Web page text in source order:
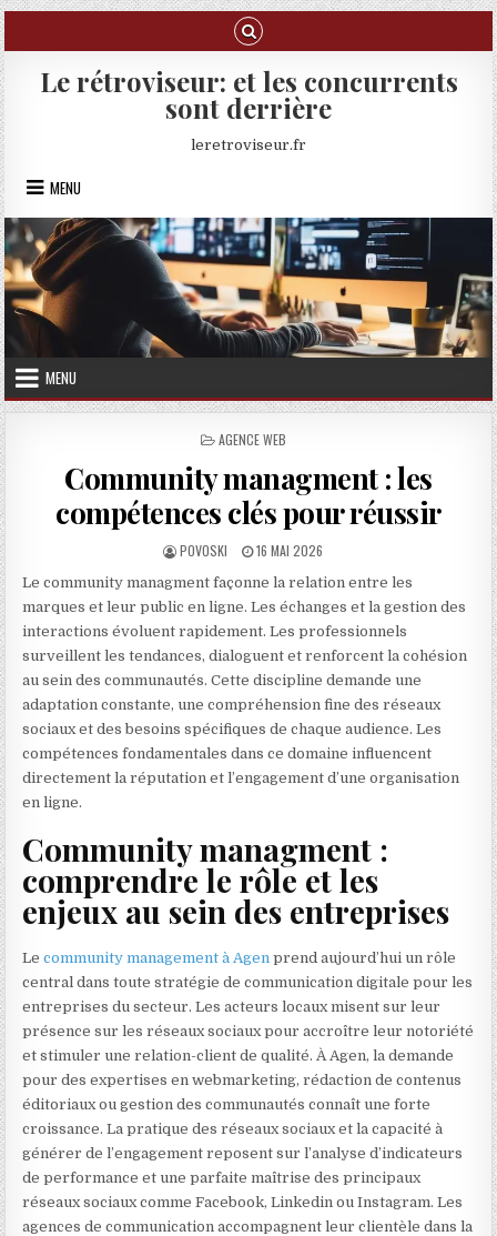
Skip to content
Le rétroviseur: et les concurrents
sont derrière
leretroviseur.fr
MENU
MENU
POSTED IN
AGENCE WEB
Community managment : les
compétences clés pour réussir
AUTHOR:
POVOSKI PUBLISHED DATE:
16 MAI 2026
Le community managment façonne la relation entre les
marques et leur public en ligne. Les échanges et la gestion des
interactions évoluent rapidement. Les professionnels
surveillent les tendances, dialoguent et renforcent la cohésion
au sein des communautés. Cette discipline demande une
adaptation constante, une compréhension fine des réseaux
sociaux et des besoins spécifiques de chaque audience. Les
compétences fondamentales dans ce domaine influencent
directement la réputation et l’engagement d’une organisation
en ligne.
Community managment :
comprendre le rôle et les
enjeux au sein des entreprises
Lecommunity management à Agen prend aujourd’hui un rôle
central dans toute stratégie de communication digitale pour les
entreprises du secteur. Les acteurs locaux misent sur leur
présence sur les réseaux sociaux pour accroître leur notoriété
et stimuler une relation-client de qualité. À Agen, la demande
pour des expertises en webmarketing, rédaction de contenus
éditoriaux ou gestion des communautés connaît une forte
croissance. La pratique des réseaux sociaux et la capacité à
générer de l’engagement reposent sur l’analyse d’indicateurs
de performance et une parfaite maîtrise des principaux
réseaux sociaux comme Facebook, Linkedin ou Instagram. Les
agences de communication accompagnent leur clientèle dans la